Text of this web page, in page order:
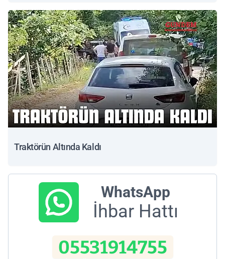
Traktörün Altında Kaldı
WhatsApp
İhbar Hattı
05531914755